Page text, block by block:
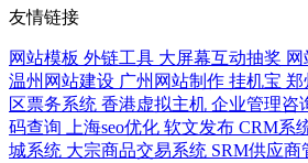
友情链接
网站模板 外链工具 大屏幕互动抽奖
温州网站建设 广州网站制作 挂机宝 郑
区票务系统 香港虚拟主机 企业管理咨
码查询
上海seo优化 软文发布 CRM系
城系统 大宗商品交易系统 SRM供应商